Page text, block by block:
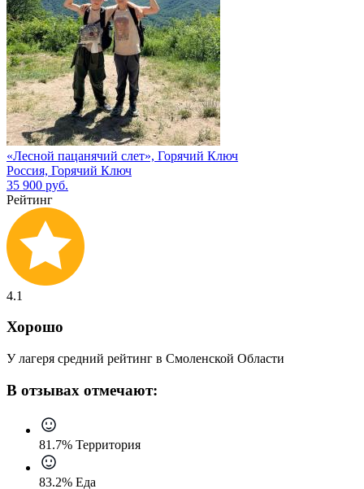
«Лесной пацанячий слет», Горячий Ключ
Россия, Горячий Ключ
35 900 руб.
Рейтинг
4.1
Хорошо
У лагеря средний рейтинг в Смоленской Области
В отзывах отмечают:
81.7% Территория
83.2% Еда